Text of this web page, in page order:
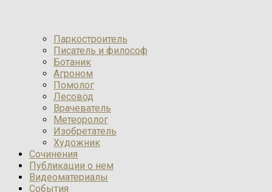
Паркостроитель
Писатель и философ
Ботаник
Агроном
Помолог
Лесовод
Врачеватель
Метеоролог
Изобретатель
Художник
Сочинения
Публикации о нем
Видеоматериалы
События